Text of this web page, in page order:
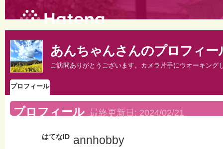
あんちゃんさんのプロフィー
ご訪問ありがとうございます。カメラ片手にウオーキング
プロフィール
プロフィール 最終更新日: 2024/02/21
はてなID annhobby